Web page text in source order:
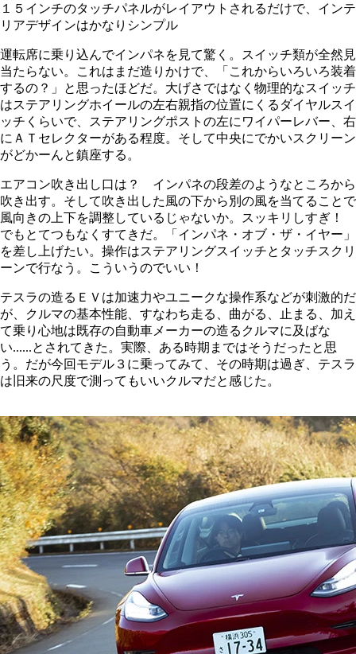
１５インチのタッチパネルがレイアウトされるだけで、インテ
リアデザインはかなりシンプル
運転席に乗り込んでインパネを見て驚く。スイッチ類が全然見
当たらない。これはまだ造りかけで、「これからいろいろ装着
するの？」と思ったほどだ。大げさではなく物理的なスイッチ
はステアリングホイールの左右親指の位置にくるダイヤルスイ
ッチくらいで、ステアリングポストの左にワイパーレバー、右
にＡＴセレクターがある程度。そして中央にでかいスクリーン
がどかーんと鎮座する。
エアコン吹き出し口は？ インパネの段差のようなところから
吹き出す。そして吹き出した風の下から別の風を当てることで
風向きの上下を調整しているじゃないか。スッキリしすぎ！
でもとてつもなくすてきだ。「インパネ・オブ・ザ・イヤー」
を差し上げたい。操作はステアリングスイッチとタッチスクリ
ーンで行なう。こういうのでいい！
テスラの造るＥＶは加速力やユニークな操作系などが刺激的だ
が、クルマの基本性能、すなわち走る、曲がる、止まる、加え
て乗り心地は既存の自動車メーカーの造るクルマに及ばな
い......とされてきた。実際、ある時期まではそうだったと思
う。だが今回モデル３に乗ってみて、その時期は過ぎ、テスラ
は旧来の尺度で測ってもいいクルマだと感じた。